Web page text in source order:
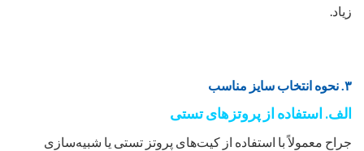
زیاد.
۳. نحوه انتخاب سایز مناسب
الف. استفاده از پروتزهای تستی
جراح معمولاً با استفاده از کیت‌های پروتز تستی یا شبیه‌سازی